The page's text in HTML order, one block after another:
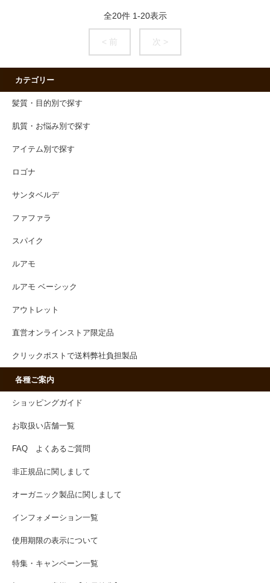
全20件 1-20表示
< 前 次 >
カテゴリー
髪質・目的別で探す
肌質・お悩み別で探す
アイテム別で探す
ロゴナ
サンタベルデ
ファファラ
スパイク
ルアモ
ルアモ ベーシック
アウトレット
直営オンラインストア限定品
クリックポストで送料弊社負担製品
各種ご案内
ショッピングガイド
お取扱い店舗一覧
FAQ よくあるご質問
非正規品に関しまして
オーガニック製品に関しまして
インフォメーション一覧
使用期限の表示について
特集・キャンペーン一覧